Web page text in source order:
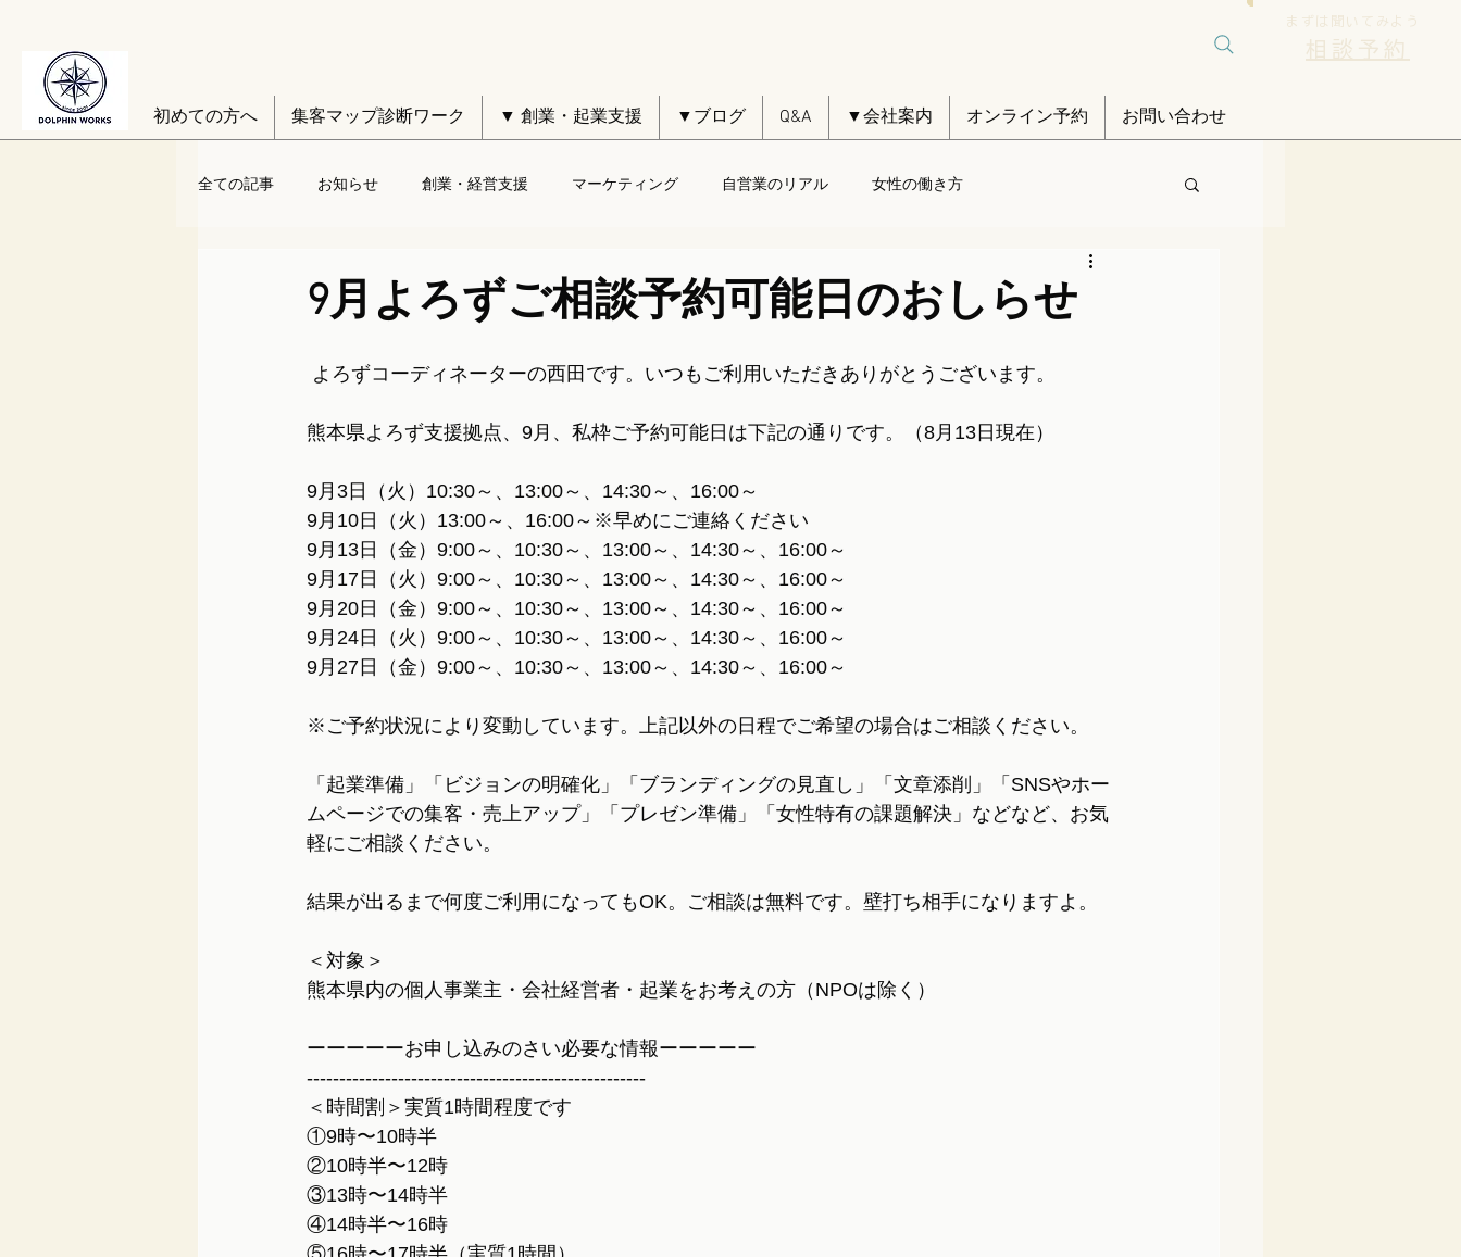
初めての方へ 集客マップ診断ワーク ▼ 創業・起業支援 ▼ブログ Q&A ▼会社案内 オンライン予約 お問い合わせ
まずは聞いてみよう
相談予約
全ての記事 お知らせ 創業・経営支援 マーケティング 自営業のリアル 女性の働き方
9月よろずご相談予約可能日のおしらせ
よろずコーディネーターの西田です。いつもご利用いただきありがとうございます。
熊本県よろず支援拠点、9月、私枠ご予約可能日は下記の通りです。（8月13日現在）
9月3日（火）10:30～、13:00～、14:30～、16:00～
9月10日（火）13:00～、16:00～※早めにご連絡ください
9月13日（金）9:00～、10:30～、13:00～、14:30～、16:00～
9月17日（火）9:00～、10:30～、13:00～、14:30～、16:00～
9月20日（金）9:00～、10:30～、13:00～、14:30～、16:00～
9月24日（火）9:00～、10:30～、13:00～、14:30～、16:00～
9月27日（金）9:00～、10:30～、13:00～、14:30～、16:00～
※ご予約状況により変動しています。上記以外の日程でご希望の場合はご相談ください。
「起業準備」「ビジョンの明確化」「ブランディングの見直し」「文章添削」「SNSやホー
ムページでの集客・売上アップ」「プレゼン準備」「女性特有の課題解決」などなど、お気
軽にご相談ください。
結果が出るまで何度ご利用になってもOK。ご相談は無料です。壁打ち相手になりますよ。
＜対象＞
熊本県内の個人事業主・会社経営者・起業をお考えの方（NPOは除く）
ーーーーーお申し込みのさい必要な情報ーーーーー
----------------------------------------------------
＜時間割＞実質1時間程度です
①9時〜10時半
②10時半〜12時
③13時〜14時半
④14時半〜16時